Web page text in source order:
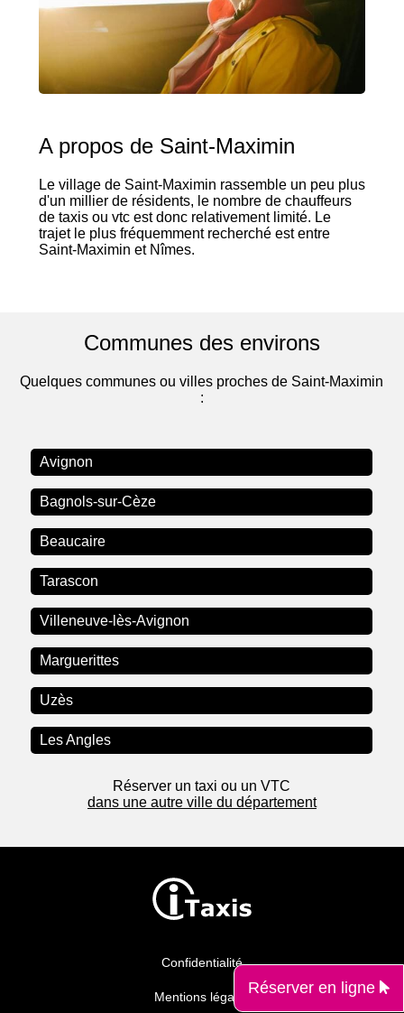
A propos de Saint-Maximin
Le village de Saint-Maximin rassemble un peu plus
d'un millier de résidents, le nombre de chauffeurs
de taxis ou vtc est donc relativement limité. Le
trajet le plus fréquemment recherché est entre
Saint-Maximin et Nîmes.
Communes des environs
Quelques communes ou villes proches de Saint-Maximin
:
Avignon
Bagnols-sur-Cèze
Beaucaire
Tarascon
Villeneuve-lès-Avignon
Marguerittes
Uzès
Les Angles
Réserver un taxi ou un VTC
dans une autre ville du département
Confidentialité
Mentions légales
Réserver en ligne